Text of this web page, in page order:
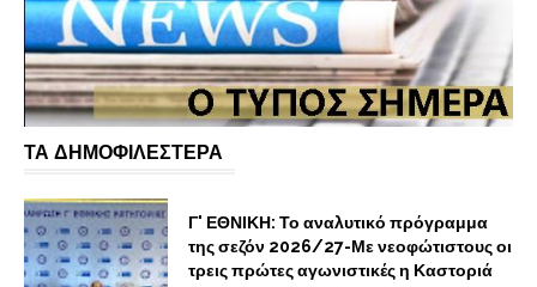
ΤΑ ΔΗΜΟΦΙΛΕΣΤΕΡΑ
Γ' ΕΘΝΙΚΗ: Το αναλυτικό πρόγραμμα
της σεζόν 2026/27-Με νεοφώτιστους οι
τρεις πρώτες αγωνιστικές η Καστοριά